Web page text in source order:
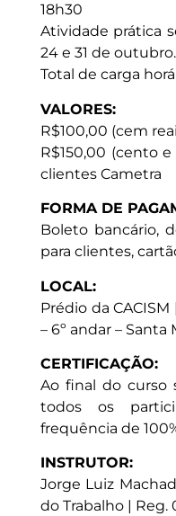
18h30
Atividade prática
24 e 31 de outubro.
Total de carga
VALORES:
R$100,00 (cem
R$150,00 (cento
clientes Cametra
FORMA DE
Boleto bancário,
para clientes,
LOCAL:
Prédio da
– 6º andar – Santa
CERTIFICAÇÃO:
Ao final do curso
todos os
frequência de
INSTRUTOR:
Jorge Luiz
do Trabalho | Reg.